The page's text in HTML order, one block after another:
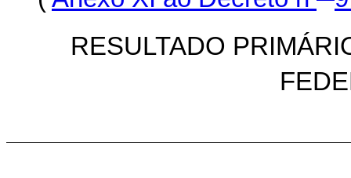
RESULTADO